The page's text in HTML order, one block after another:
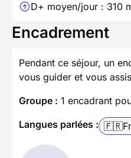
D+ moyen/jour : 310
Encadrement
Pendant ce séjour, un
vous guider et vous
Groupe : 1 encadrant
Langues parlées : 🇫🇷